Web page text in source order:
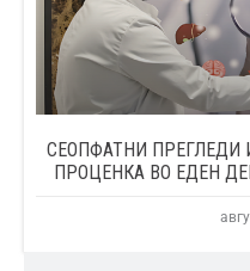
СЕОПФАТНИ ПРЕГЛЕДИ
ПРОЦЕНКА ВО ЕДЕН